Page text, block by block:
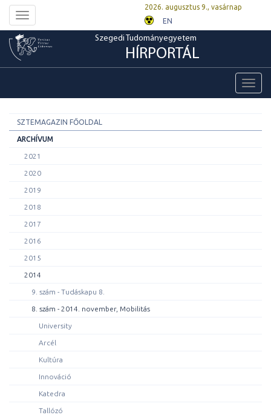
Toggle
navigation
2026. augusztus 9., vasárnap
EN
Szegedi Tudományegyetem
HÍRPORTÁL
SZTEMAGAZIN FŐOLDAL
ARCHÍVUM
2021
2020
2019
2018
2017
2016
2015
2014
9. szám - Tudáskapu 8.
8. szám - 2014. november, Mobilitás
University
Arcél
Kultúra
Innováció
Katedra
Tallózó